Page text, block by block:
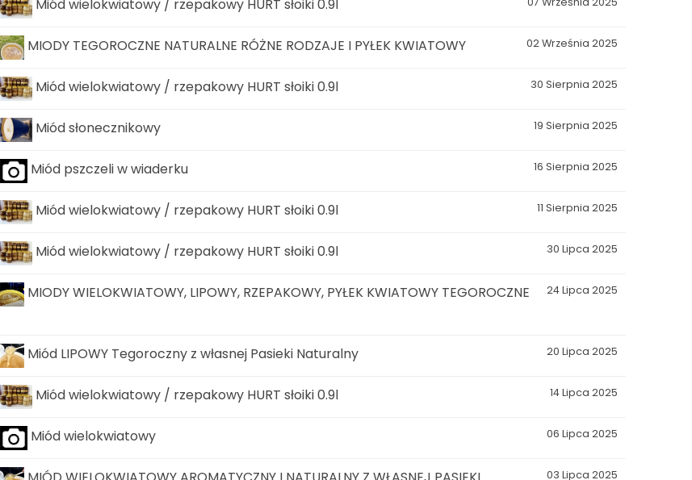
Miód wielokwiatowy / rzepakowy HURT słoiki 0.9l
02 Września 2025
MIODY TEGOROCZNE NATURALNE RÓŻNE RODZAJE I PYŁEK KWIATOWY
30 Sierpnia 2025
Miód wielokwiatowy / rzepakowy HURT słoiki 0.9l
19 Sierpnia 2025
Miód słonecznikowy
16 Sierpnia 2025
Miód pszczeli w wiaderku
11 Sierpnia 2025
Miód wielokwiatowy / rzepakowy HURT słoiki 0.9l
30 Lipca 2025
Miód wielokwiatowy / rzepakowy HURT słoiki 0.9l
24 Lipca 2025
MIODY WIELOKWIATOWY, LIPOWY, RZEPAKOWY, PYŁEK KWIATOWY TEGOROCZNE
20 Lipca 2025
Miód LIPOWY Tegoroczny z własnej Pasieki Naturalny
14 Lipca 2025
Miód wielokwiatowy / rzepakowy HURT słoiki 0.9l
06 Lipca 2025
Miód wielokwiatowy
03 Lipca 2025